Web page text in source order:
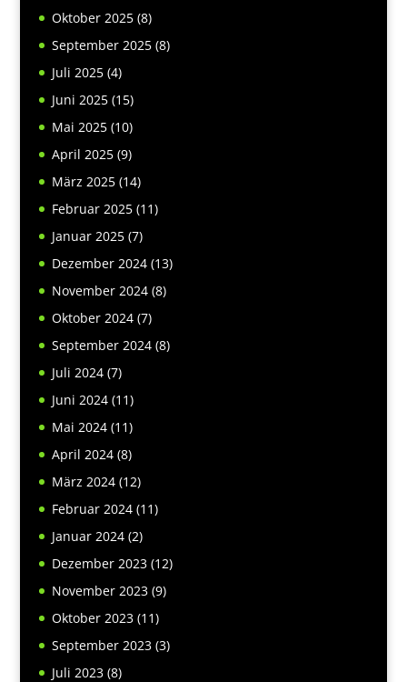
Oktober 2025(8)
September 2025(8)
Juli 2025(4)
Juni 2025(15)
Mai 2025(10)
April 2025(9)
März 2025(14)
Februar 2025(11)
Januar 2025(7)
Dezember 2024(13)
November 2024(8)
Oktober 2024(7)
September 2024(8)
Juli 2024(7)
Juni 2024(11)
Mai 2024(11)
April 2024(8)
März 2024(12)
Februar 2024(11)
Januar 2024(2)
Dezember 2023(12)
November 2023(9)
Oktober 2023(11)
September 2023(3)
Juli 2023(8)